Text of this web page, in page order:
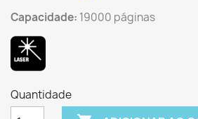
Capacidade: 19000 páginas
Quantidade